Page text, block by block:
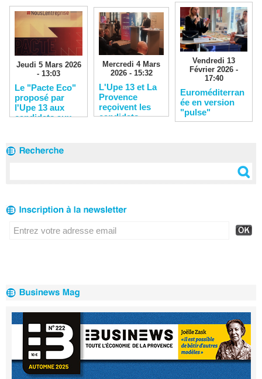
Jeudi 5 Mars 2026
- 13:03
Le "Pacte Eco"
proposé par
l'Upe 13 aux
candidats aux
Mercredi 4 Mars
2026 - 15:32
L'Upe 13 et La
Provence
reçoivent les
candidats
Vendredi 13
Février 2026 -
17:40
Euroméditerran
ée en version
"pulse"